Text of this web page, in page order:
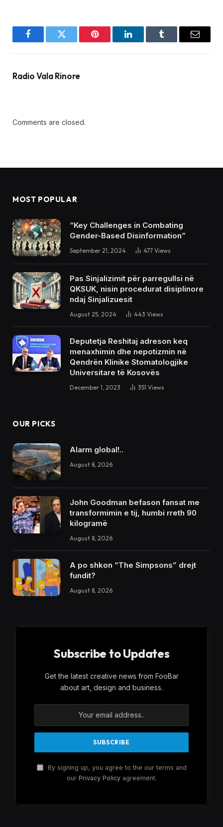
FacebookTwitter Pinterest LinkedInTumblr Email
Radio Vala Rinore
Comments are closed.
MOST POPULAR
“Key Challenges in Combating
Gender-Based Disinformation”
September 21, 2024 477 Views
Pas Sinjalizimit për parregullsi në
QKSUK, nisin procedurat disiplinore
ndaj Sinjalizuesit
August 25, 2024 443 Views
Deputetja Reshitaj adreson keq
menaxhimin dhe nepotizmin në
Qendrën Klinike Stomatologjike
Universitare të Kosovës
December 1, 2023 351 Views
OUR PICKS
Alarm global!..
August 8, 2026
John Goodman befason fansat me
transformimin e tij, humbi rreth 90
kilogramë
August 8, 2026
A po shkon “The Simpsons” drejt
fundit?
August 8, 2026
Subscribe to Updates
Get the latest creative news from FooBar
about art, design and business.
By signing up, you agree to the our terms and
our Privacy Policyagreement.